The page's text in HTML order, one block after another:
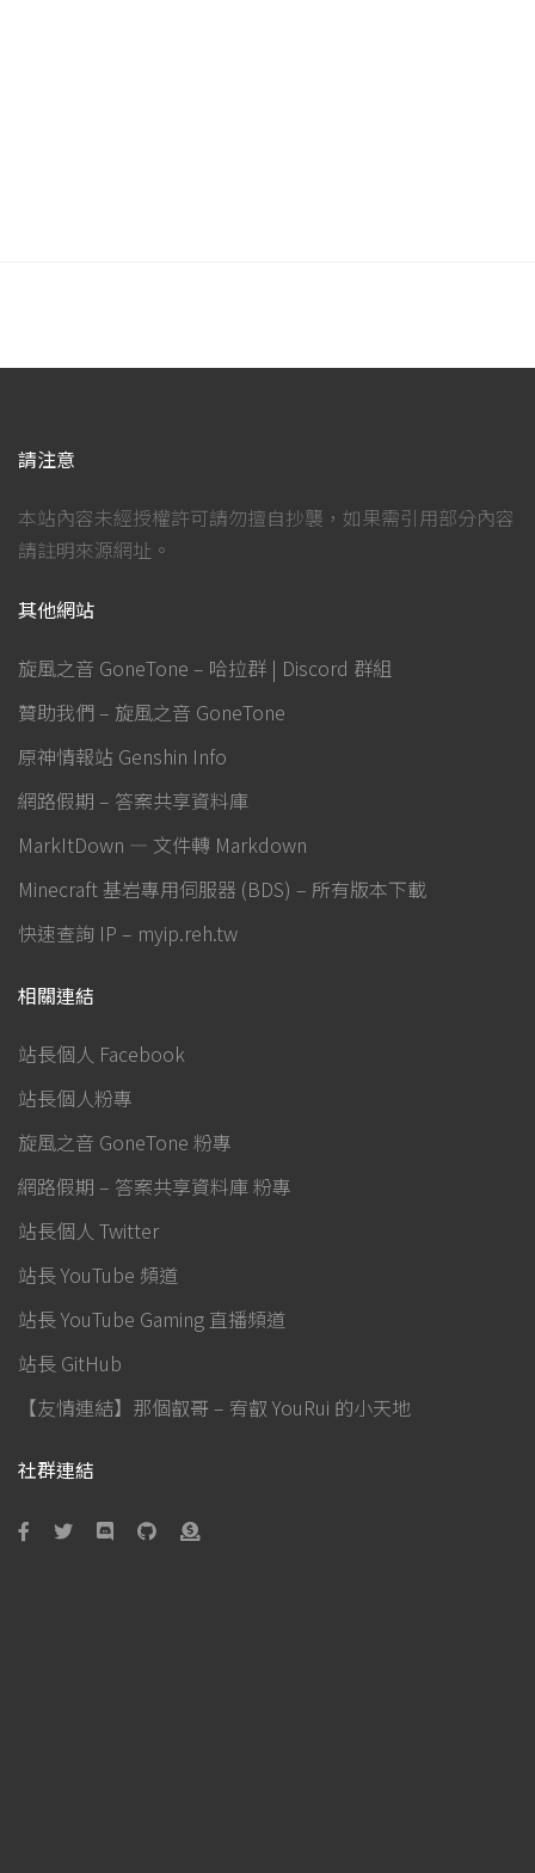
請注意
本站內容未經授權許可請勿擅自抄襲，如果需引用部分內容
請註明來源網址。
其他網站
旋風之音 GoneTone – 哈拉群 | Discord 群組
贊助我們 – 旋風之音 GoneTone
原神情報站 Genshin Info
網路假期 – 答案共享資料庫
MarkItDown — 文件轉 Markdown
Minecraft 基岩專用伺服器 (BDS) – 所有版本下載
快速查詢 IP – myip.reh.tw
相關連結
站長個人 Facebook
站長個人粉專
旋風之音 GoneTone 粉專
網路假期 – 答案共享資料庫 粉專
站長個人 Twitter
站長 YouTube 頻道
站長 YouTube Gaming 直播頻道
站長 GitHub
【友情連結】那個叡哥 – 宥叡 YouRui 的小天地
社群連結